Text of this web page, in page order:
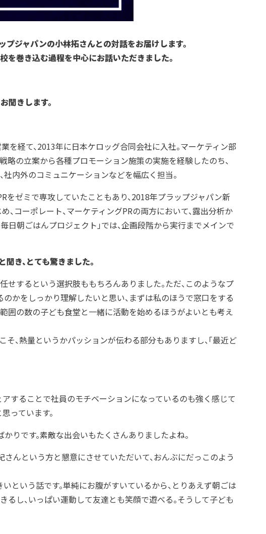
プジャパンの小林拓さんとの対話をお届けします。
を巻き込む過程を中心にお話いただきました。
聞きします。
を経て、2013年に日本ケロッグ合同会社に入社。マーケティン部
略の立案から各種プロモーション施策の実施を経験したのち、
社内外のコミュニケーションなどを幅広く担当。
をゼミで専攻していたこともあり、2018年プラップジャパン新
、コーポレート、マーケティングPRの両方において、露出分析か
日朝ごはんプロジェクト」では、企画段階から実行までメインで
き、とても驚きました。
せするという選択肢ももちろんありました。ただ、このようなプ
かをしっかり理解したいと思い、まずは私のほうで窓口をする
囲の数の子ども食堂と一緒に活動を始めるほうがよいとも考え
、熱量というかパッションが伝わる部分もありますし、「最近ど
することで社員のモチベーションになっているのも強く感じて
っています。
りです。素敵な出会いもたくさんありましたよね。
んという方と懇意にさせていただいて、おんぶにだっこのよう
という話です。単純にお腹がすいているから、とりあえず朝ごは
し、いっぱい運動して友達とも笑顔で遊べる。そうして子ども